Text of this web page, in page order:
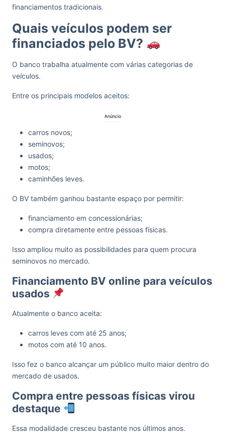
financiamentos tradicionais.
Quais veículos podem ser
financiados pelo BV?
O banco trabalha atualmente com várias categorias de
veículos.
Entre os principais modelos aceitos:
Anúncio
carros novos;
seminovos;
usados;
motos;
caminhões leves.
O BV também ganhou bastante espaço por permitir:
financiamento em concessionárias;
compra diretamente entre pessoas físicas.
Isso ampliou muito as possibilidades para quem procura
seminovos no mercado.
Financiamento BV online para veículos
usados
Atualmente o banco aceita:
carros leves com até 25 anos;
motos com até 10 anos.
Isso fez o banco alcançar um público muito maior dentro do
mercado de usados.
Compra entre pessoas físicas virou
destaque
Essa modalidade cresceu bastante nos últimos anos.